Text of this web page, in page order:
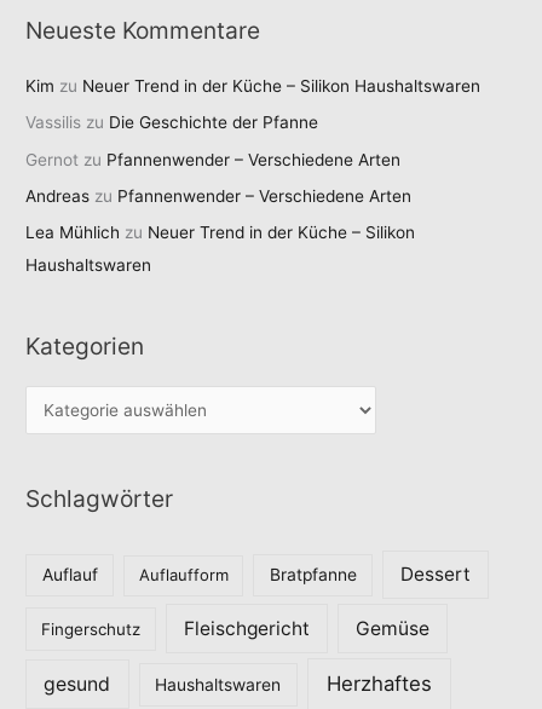
Neueste Kommentare
Kim zu Neuer Trend in der Küche – Silikon Haushaltswaren
Vassilis zu Die Geschichte der Pfanne
Gernot zu Pfannenwender – Verschiedene Arten
Andreas zu Pfannenwender – Verschiedene Arten
Lea Mühlich zu Neuer Trend in der Küche – Silikon
Haushaltswaren
Kategorien
a
e
Schlagwörter
Auflauf Auflaufform Bratpfanne Dessert
Fingerschutz Fleischgericht Gemüse
gesund Haushaltswaren Herzhaftes